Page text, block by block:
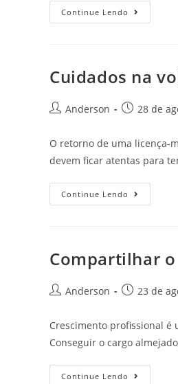
Continue Lendo
Cuidados na
Anderson 28 de
O retorno de uma licença-
devem ficar atentas para
Continue Lendo
Compartilhar
Anderson 23 de
Crescimento profissional é
Conseguir o cargo
Continue Lendo